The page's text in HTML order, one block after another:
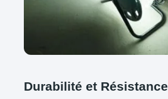
Durabilité et Résistance